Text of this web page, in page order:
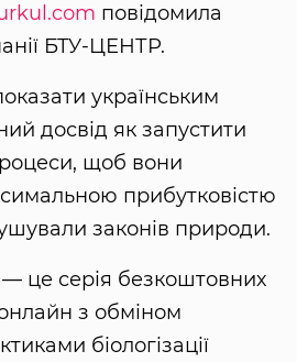
повідомила
БТУ-ЦЕНТР.
українським
досвід як запустити
щоб вони
прибутковістю
законів природи.
— це серія безкоштовних
з обміном
біологізації